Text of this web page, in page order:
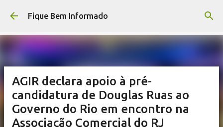
Pular para o conteúdo principal
Fique Bem Informado
AGIR declara apoio à pré-
candidatura de Douglas Ruas ao
Governo do Rio em encontro na
Associação Comercial do RJ